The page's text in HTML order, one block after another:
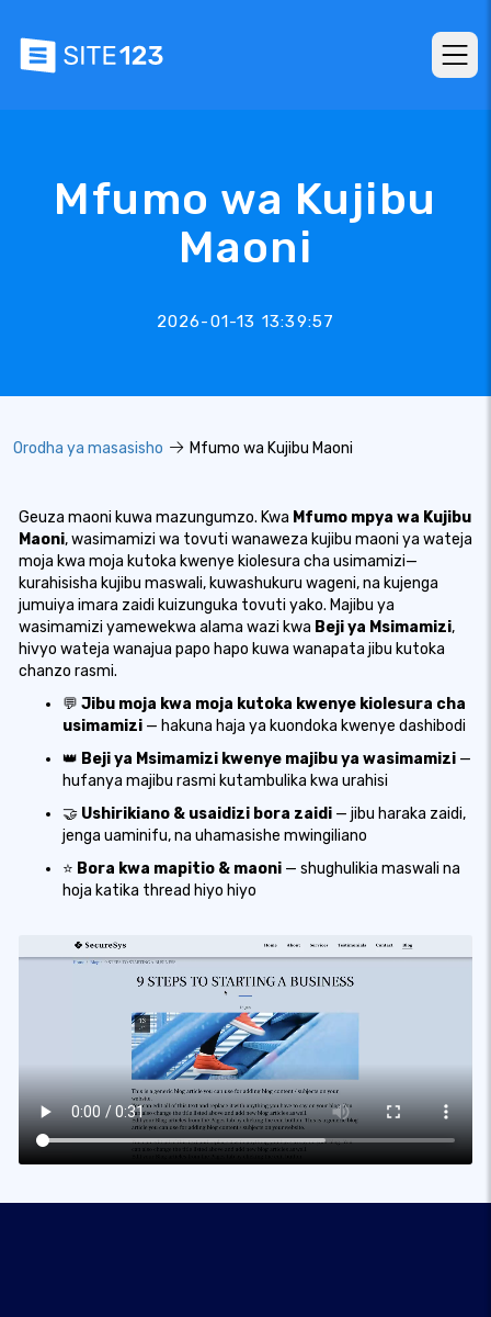
Mfumo wa Kujibu
Maoni
2026-01-13 13:39:57
Orodha ya masasisho Mfumo wa Kujibu Maoni
Geuza maoni kuwa mazungumzo. Kwa Mfumo mpya wa Kujibu
Maoni, wasimamizi wa tovuti wanaweza kujibu maoni ya wateja
moja kwa moja kutoka kwenye kiolesura cha usimamizi—
kurahisisha kujibu maswali, kuwashukuru wageni, na kujenga
jumuiya imara zaidi kuizunguka tovuti yako. Majibu ya
wasimamizi yamewekwa alama wazi kwa Beji ya Msimamizi,
hivyo wateja wanajua papo hapo kuwa wanapata jibu kutoka
chanzo rasmi.
💬 Jibu moja kwa moja kutoka kwenye kiolesura cha
usimamizi — hakuna haja ya kuondoka kwenye dashibodi
👑 Beji ya Msimamizi kwenye majibu ya wasimamizi —
hufanya majibu rasmi kutambulika kwa urahisi
🤝 Ushirikiano & usaidizi bora zaidi — jibu haraka zaidi,
jenga uaminifu, na uhamasishe mwingiliano
⭐ Bora kwa mapitio & maoni — shughulikia maswali na
hoja katika thread hiyo hiyo